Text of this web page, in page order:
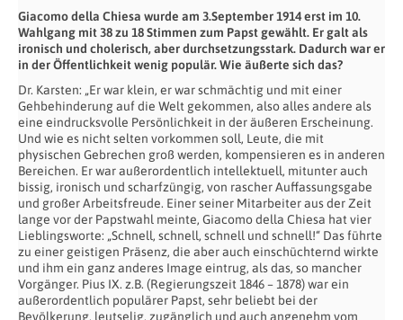
Giacomo della Chiesa wurde am 3.September 1914 erst im 10.
Wahlgang mit 38 zu 18 Stimmen zum Papst gewählt. Er galt als
ironisch und cholerisch, aber durchsetzungsstark. Dadurch war er
in der Öffentlichkeit wenig populär. Wie äußerte sich das?
Dr. Karsten: „Er war klein, er war schmächtig und mit einer
Gehbehinderung auf die Welt gekommen, also alles andere als
eine eindrucksvolle Persönlichkeit in der äußeren Erscheinung.
Und wie es nicht selten vorkommen soll, Leute, die mit
physischen Gebrechen groß werden, kompensieren es in anderen
Bereichen. Er war außerordentlich intellektuell, mitunter auch
bissig, ironisch und scharfzüngig, von rascher Auffassungsgabe
und großer Arbeitsfreude. Einer seiner Mitarbeiter aus der Zeit
lange vor der Papstwahl meinte, Giacomo della Chiesa hat vier
Lieblingsworte: „Schnell, schnell, schnell und schnell!“ Das führte
zu einer geistigen Präsenz, die aber auch einschüchternd wirkte
und ihm ein ganz anderes Image eintrug, als das, so mancher
Vorgänger. Pius IX. z.B. (Regierungszeit 1846 – 1878) war ein
außerordentlich populärer Papst, sehr beliebt bei der
Bevölkerung, leutselig, zugänglich und auch angenehm vom